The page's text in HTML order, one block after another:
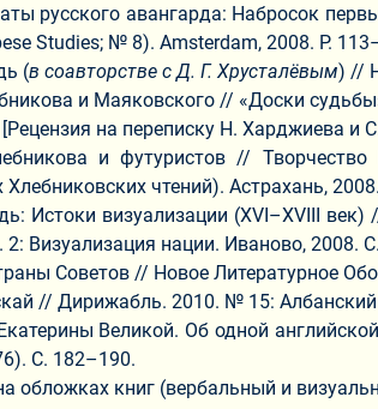
русского авангарда: Набросок
Studies; № 8). Amsterdam, 2008. Р.
(в соавторстве с Д. Г. Хрусталёвым) //
и Маяковского // «Доски
на переписку Н. Харджиева и
и футуристов // Творчество
чтений). Астрахань,
Истоки визуализации (XVI–XVIII
2: Визуализация нации. Иваново, 2008.
Советов // Новое Литературное
// Дирижабль. 2010. № 15:
Великой. Об одной
С. 182–190.
обложках книг (вербальный и